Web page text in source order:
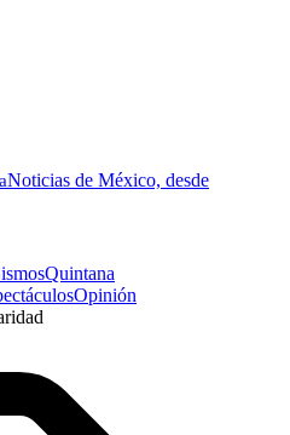
Noticias de México, desde
Quintana
Opinión